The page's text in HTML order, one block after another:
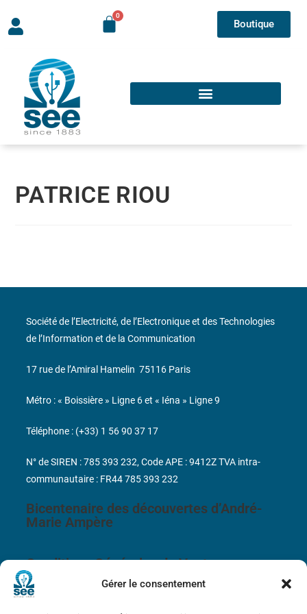
Gérer le consentement
Boutique
PATRICE RIOU
Bicentenaire des découvertes d’André-
Marie Ampère
Conditions Générales de Vente
Société de l’Electricité, de l’Electronique et des Technologies
de l’Information et de la Communication
17 rue de l’Amiral Hamelin 75116 Paris
Métro : « Boissière » Ligne 6 et « Iéna » Ligne 9
Téléphone : (+33) 1 56 90 37 17
N° de SIREN : 785 393 232, Code APE : 9412Z TVA intra-
communautaire : FR44 785 393 232